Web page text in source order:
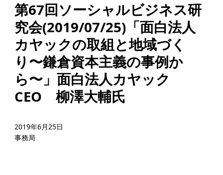
丸和育志会とは
理事長あいさつ
丸和育志会の目指す未来
学生のみなさんへ
起業家のみなさんへ
みなさんへ
応援したいみなさんへ
第67回ソーシャルビジネス研
究会(2019/07/25)「面白法人
カヤックの取組と地域づく
り〜鎌倉資本主義の事例か
ら〜」面白法人カヤック
CEO 柳澤大輔氏
2019年6月25日
事務局